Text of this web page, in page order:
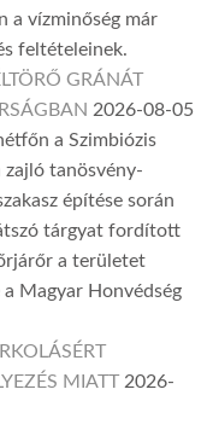
a vízminőség már
feltételeinek.
GRÁNÁT
2026-08-05
a Szimbiózis
tanösvény-
építése során
tárgyat fordított
a területet
Magyar Honvédség
MIATT 2026-